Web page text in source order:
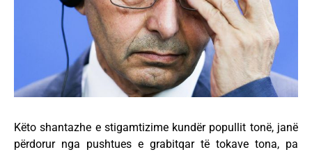
Këto shantazhe e stigamtizime kundër popullit tonë, janë
përdorur nga pushtues e grabitqar të tokave tona, pa